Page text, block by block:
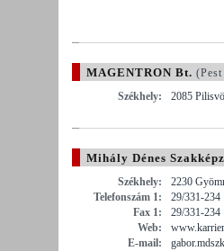
MAGENTRON Bt.
Székhely:
2085
Mihály Dénes
Székhely:
2230
Telefonszám 1:
29/331-234
Fax 1:
29/331-234
Web:
E-mail: